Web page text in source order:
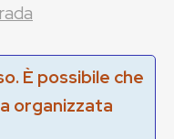
È possibile che
organizzata